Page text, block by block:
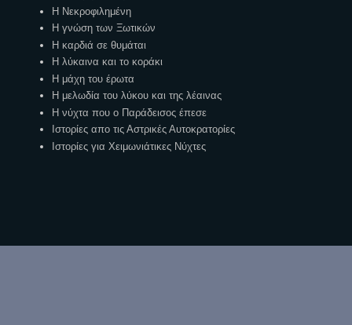
Η Νεκροφιλημένη
Η γνώση των Ξωτικών
Η καρδιά σε θυμάται
Η λύκαινα και το κοράκι
Η μάχη του έρωτα
Η μελωδία του λύκου και της λέαινας
Η νύχτα που ο Παράδεισος έπεσε
Ιστορίες απο τις Αστρικές Αυτοκρατορίες
Ιστορίες για Χειμωνιάτικες Νύχτες